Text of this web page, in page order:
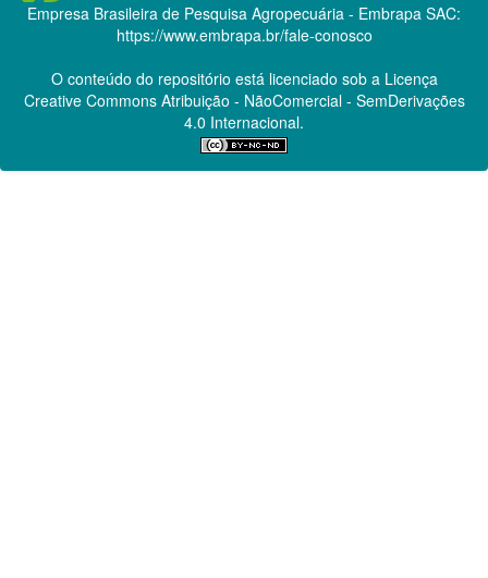
Empresa Brasileira de Pesquisa Agropecuária - Embrapa SAC:
https://www.embrapa.br/fale-conosco
O conteúdo do repositório está licenciado sob a Licença
Creative CommonsAtribuição - NãoComercial - SemDerivações
4.0 Internacional.